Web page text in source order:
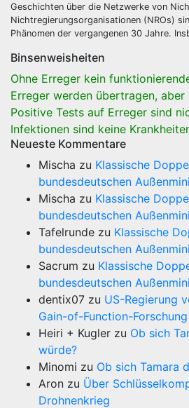
Geschichten über die Netzwerke von
Nichtregierungsorganisationen (NROs)
Phänomen der vergangenen 30 Jahre.
Binsenweisheiten
Ohne Erreger kein
Erreger werden übertragen, aber
Positive Tests auf Erreger sind
Infektionen sind keine
Neueste Kommentare
Mischa zu Klassische
bundesdeutschen
Mischa zu Klassische
bundesdeutschen
Tafelrunde zu Klassische
bundesdeutschen
Sacrum zu Klassische
bundesdeutschen
dentix07 zu US-Regierung
Gain-of-Function-Forschung
Heiri + Kugler zu Ob sich
würde?
Minomi zu Ob sich Tamara
Aron zu Über
Drohnenkrieg